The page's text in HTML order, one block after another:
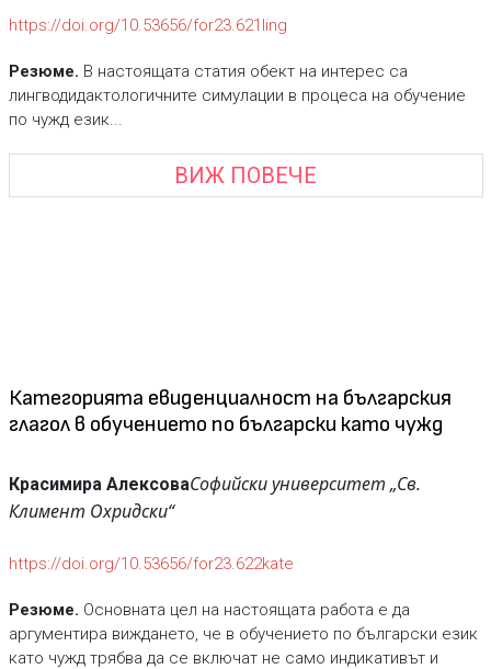
https://doi.org/10.53656/for23.621ling
Резюме. В настоящата статия обект на интерес са
лингводидактологичните симулации в процеса на обучение
по чужд език...
ВИЖ ПОВЕЧЕ
Категорията евиденциалност на българския
глагол в обучението по български като чужд
Красимира АлексоваСофийски университет „Св.
Климент Охридски“
https://doi.org/10.53656/for23.622kate
Резюме. Основната цел на настоящата работа е да
аргументира виждането, че в обучението по български език
като чужд трябва да се включат не само индикативът и